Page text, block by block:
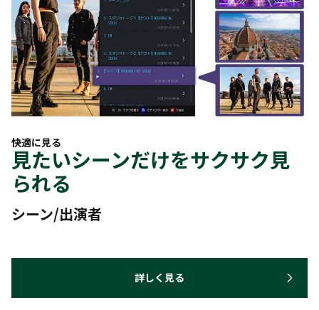
快適に見る
見たいシーンだけをサクサク見
られる
シーン/出演者
詳しく見る